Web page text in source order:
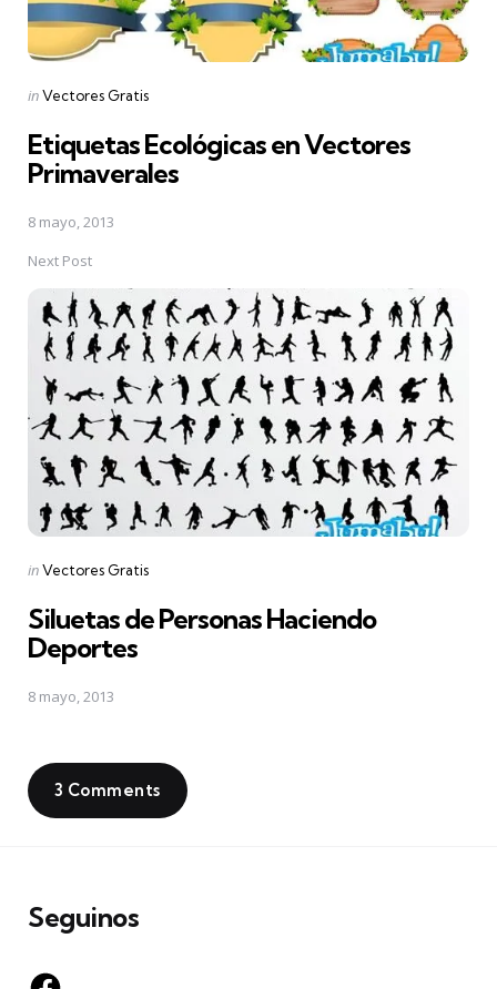
Posted
inVectores Gratis
Etiquetas Ecológicas en Vectores
Primaverales
8 mayo, 2013
Next Post
Posted
inVectores Gratis
Siluetas de Personas Haciendo
Deportes
8 mayo, 2013
3 Comments
Seguinos
Facebook